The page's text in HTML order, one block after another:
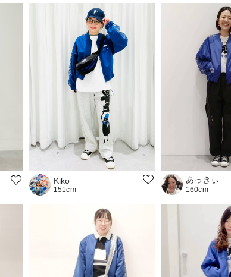
Kiko
151cm
あっきぃ
160cm